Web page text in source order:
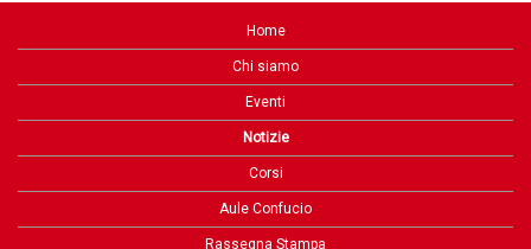
Home
Chi siamo
Eventi
Notizie
Corsi
Aule Confucio
Rassegna Stampa